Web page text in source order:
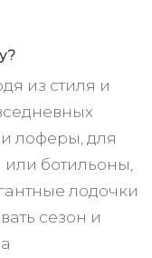
из стиля и
лоферы, для
ботильоны,
лодочки
сезон и